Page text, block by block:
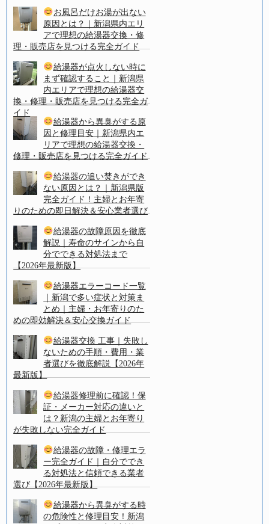
お風呂だけお湯が出ない
原因とは？｜新潟県内エリ
アで理想の給湯器交換・修
理・販売店を見つける完全ガイド
給湯器が点火しない時に
まず確認すること｜新潟県
内エリアで理想の給湯器交
換・修理・販売店を見つける完全ガ
イド
給湯器から異臭がする原
因と修理目安｜新潟県内エ
リアで理想の給湯器交換・
修理・販売店を見つける完全ガイド
給湯器の追い焚きができ
ない原因とは？｜新潟県版
完全ガイド！主婦とお年寄
りのための即日解決＆安心業者選び
給湯器の故障原因を徹底
解説｜寿命のサインから自
分でできる対処法まで
【2026年最新版】
給湯器エラーコード一覧
｜新潟で多い症状と対策ま
とめ｜主婦・お年寄りのた
めの即効解決＆安心交換ガイド
給湯器交換 工事｜失敗し
ないための手順・費用・業
者選びを徹底解説【2026年
最新版】
給湯器修理前に確認！保
証・メーカー対応の違いと
は？新潟の主婦とお年寄り
が失敗しない完全ガイド
給湯器の故障・修理エラ
ー完全ガイド｜自分ででき
る対処法と信頼できる業者
選び【2026年最新版】
給湯器から異臭がする時
の危険性と修理目安！新潟